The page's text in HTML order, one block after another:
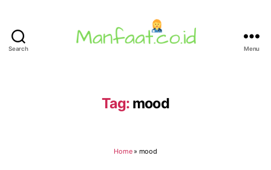
Search Menu
Tag: mood
Home» mood